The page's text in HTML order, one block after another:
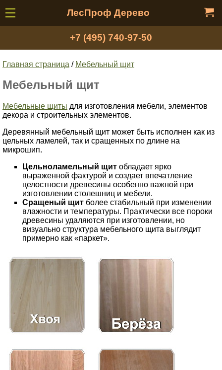
ЛесПроф Дерево
+7 (495) 740-97-50
Главная страница / Мебельный щит
Мебельный щит
Мебельные щиты для изготовления мебели, элементов
декора и строительных элементов.
Деревянный мебельный щит может быть исполнен как из
цельных ламелей, так и сращенных по длине на
микрошип.
Цельноламельный щит обладает ярко
выраженной фактурой и создает впечатление
целостности древесины особенно важной при
изготовлении столешниц и мебели.
Сращеный щит более стабильный при изменении
влажности и температуры. Практически все пороки
древесины удаляются при изготовлении, но
визуально структура мебельного щита выглядит
примерно как «паркет».